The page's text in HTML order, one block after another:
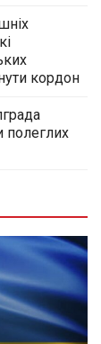
кордон